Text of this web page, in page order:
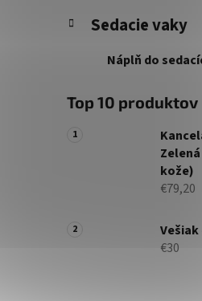
Sedacie vaky
Náplň do
Top 10 produktov
kože)
€79,20
Vešiak
€30